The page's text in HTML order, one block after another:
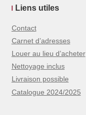
Liens utiles
Contact
Carnet d’adresses
Louer au lieu d’acheter
Nettoyage inclus
Livraison possible
Catalogue 2024/2025